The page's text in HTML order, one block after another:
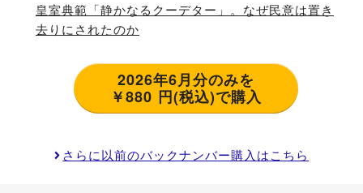
皇室典範「静かなるクーデター」。なぜ民意は置き
去りにされたのか
2026年6月分のみを
￥880 円(税込)で購入
さらに以前のバックナンバー購入はこちら